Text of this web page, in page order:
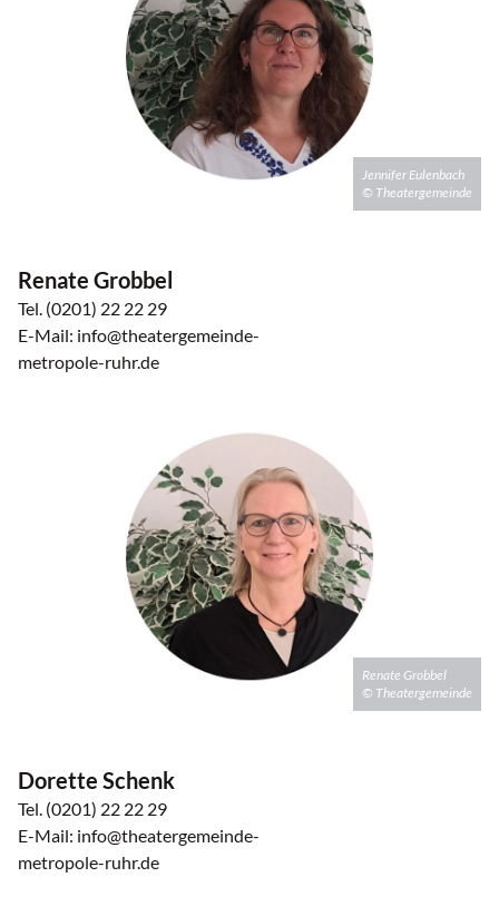
Jennifer Eulenbach
© Theatergemeinde
Renate Grobbel
Tel. (0201) 22 22 29
E-Mail: info@theatergemeinde-
metropole-ruhr.de
Renate Grobbel
© Theatergemeinde
Dorette Schenk
Tel. (0201) 22 22 29
E-Mail: info@theatergemeinde-
metropole-ruhr.de